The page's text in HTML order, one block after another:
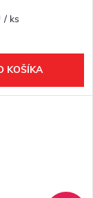
/ ks
KOŠÍKA